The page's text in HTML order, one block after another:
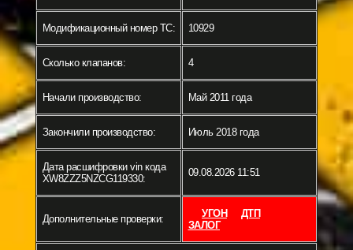
Модификационный номер ТС: 10929
Сколько клапанов: 4
Начали производство: Май 2011 года
Закончили производство: Июль 2018 года
Дата расшифровки vin кода
XW8ZZZ5NZCG119330:
09.08.2026 11:51
Дополнительные проверки: УГОН
ДТП
ЗАЛОГ